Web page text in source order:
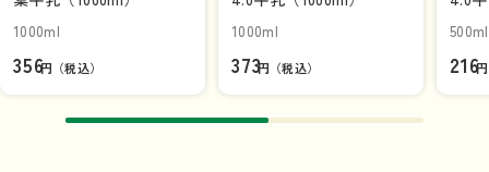
1000ml
356円（税込）
1000ml
373円（税込）
500ml
216